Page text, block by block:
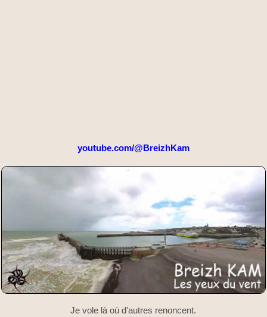
youtube.com/@BreizhKam
Je vole là où d'autres renoncent.